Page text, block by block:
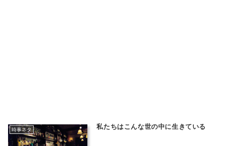
時事ネタ 私たちはこんな世の中に生きている